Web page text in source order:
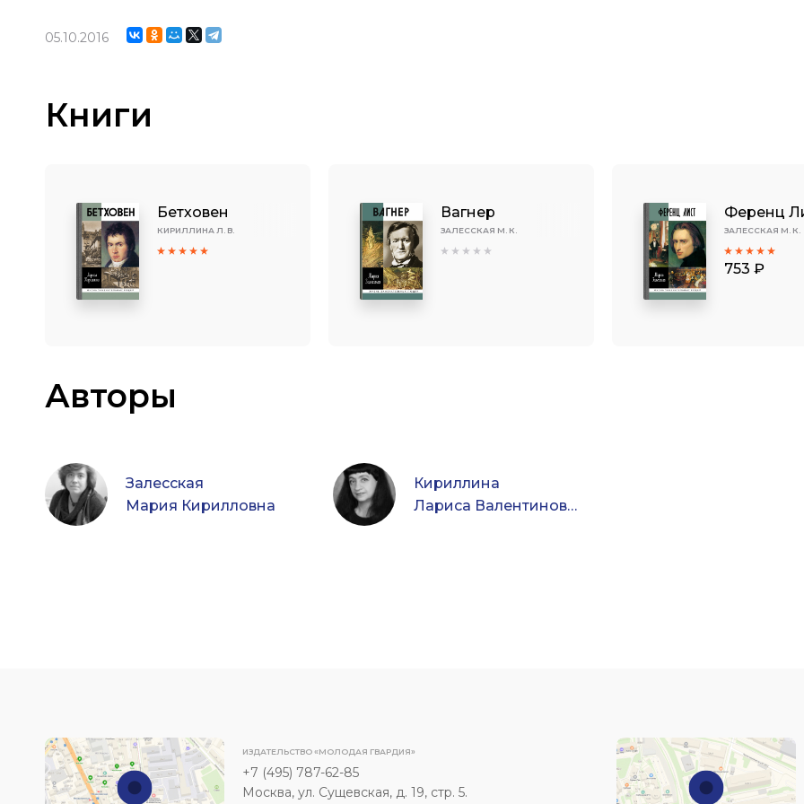
05.10.2016
Книги
Бетховен
КИРИЛЛИНА Л. В.
Вагнер
ЗАЛЕССКАЯ М. К.
Ференц
ЗАЛЕССКАЯ М. К.
753 ₽
Авторы
Залесская
Мария Кирилловна
Кириллина
Лариса Валентиновна
ИЗДАТЕЛЬСТВО «МОЛОДАЯ ГВАРДИЯ»
+7 (495) 787-62-85
Москва, ул. Сущевская, д. 19, стр. 5.